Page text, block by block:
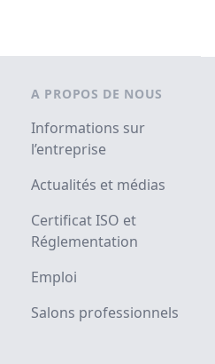
A PROPOS DE NOUS
Informations sur
l’entreprise
Actualités et médias
Certificat ISO et
Réglementation
Emploi
Salons professionnels